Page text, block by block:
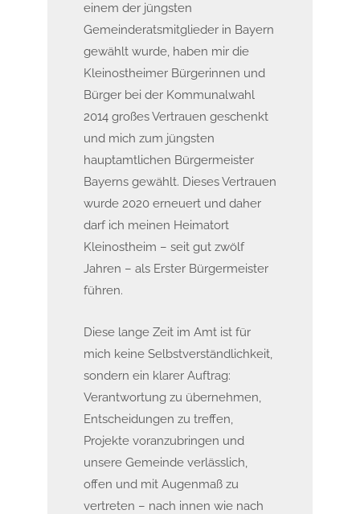
einem der jüngsten
Gemeinderatsmitglieder in Bayern
gewählt wurde, haben mir die
Kleinostheimer Bürgerinnen und
Bürger bei der Kommunalwahl
2014 großes Vertrauen geschenkt
und mich zum jüngsten
hauptamtlichen Bürgermeister
Bayerns gewählt. Dieses Vertrauen
wurde 2020 erneuert und daher
darf ich meinen Heimatort
Kleinostheim – seit gut zwölf
Jahren – als Erster Bürgermeister
führen.
Diese lange Zeit im Amt ist für
mich keine Selbstverständlichkeit,
sondern ein klarer Auftrag:
Verantwortung zu übernehmen,
Entscheidungen zu treffen,
Projekte voranzubringen und
unsere Gemeinde verlässlich,
offen und mit Augenmaß zu
vertreten – nach innen wie nach